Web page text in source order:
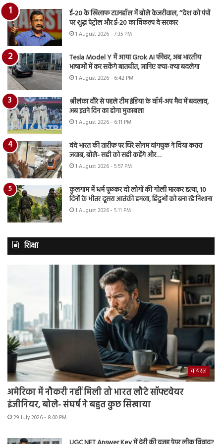
ई-20 के खिलाफ टाउनहॉल में बोले केजरीवाल, ‘‘देश को पंपों
पर शुद्ध पेट्रोल और ई-20 का विकल्प दे सरकार
1 August 2026 - 7:35 PM
Tesla Model Y में आया Grok AI फीचर, अब भारतीय
भाषाओं में कर सकेंगे बातचीत, जानिए क्या-क्या बदलेगा
1 August 2026 - 6:42 PM
श्रीलंका दौरे से पहले टीम इंडिया के वॉर्म-अप मैच में बदलाव,
अब इतने दिन का होगा मुकाबला
1 August 2026 - 6:11 PM
वंदे भारत की तारीफ पर घिरे सोनम वांगचुक ने दिया करारा
जवाब, बोले- सही को सही कहेंगे और…
1 August 2026 - 5:57 PM
कुलगाम में धर्म पूछकर दो लोगों की गोली मारकर हत्या, 10
दिनों के भीतर दूसरा आतंकी हमला, हिंदुओं को बना रहे निशाना
1 August 2026 - 5:11 PM
शिक्षा
वायरल
अमेरिका में नौकरी नहीं मिली तो भारत लौटे सॉफ्टवेयर
इंजीनियर, बोले- संघर्ष ने बहुत कुछ सिखाया
29 July 2026 - 8:00 PM